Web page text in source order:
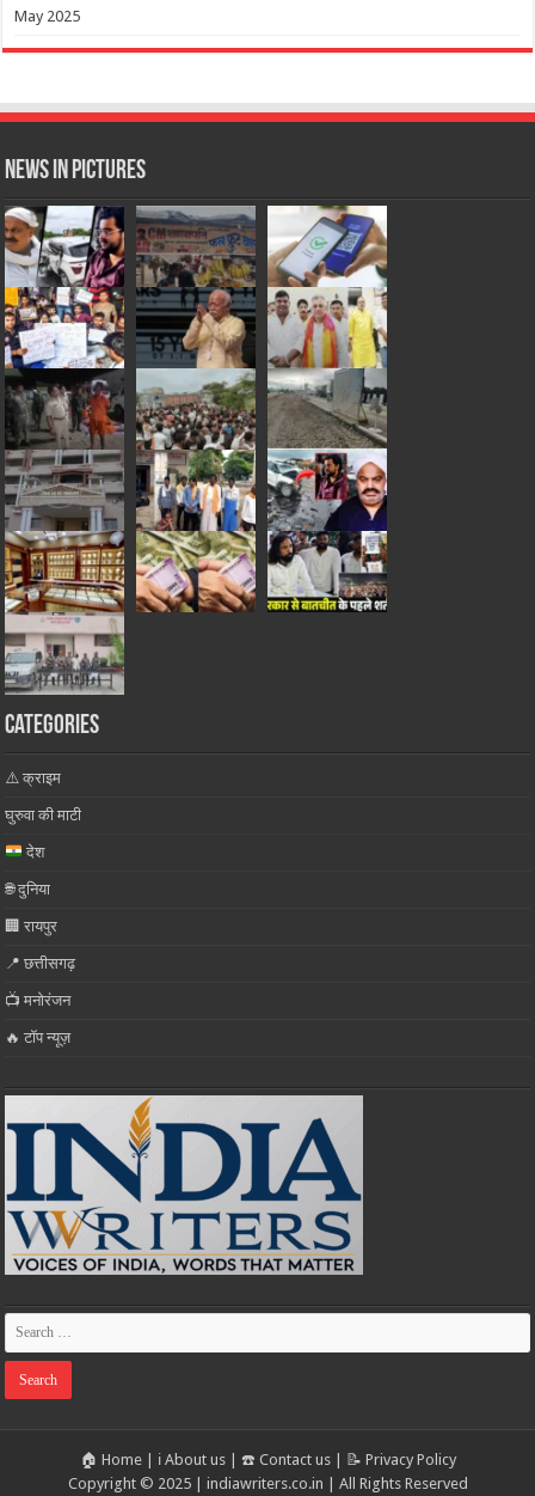
May 2025
News in Pictures
Categories
⚠️ क्राइम
घुरुवा की माटी
देश
🌐 दुनिया
🏢 रायपुर
📍 छत्तीसगढ़
📺 मनोरंजन
🔥 टॉप न्यूज़
🏠 Home| ℹ️ About us| ☎️ Contact us| 📝 Privacy Policy
Copyright © 2025 | indiawriters.co.in | All Rights Reserved